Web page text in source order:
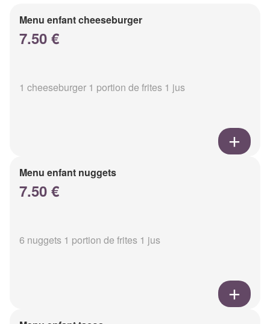
Menu enfant cheeseburger
7.50 €
1 cheeseburger 1 portion de frites 1 jus
Menu enfant nuggets
7.50 €
6 nuggets 1 portion de frites 1 jus